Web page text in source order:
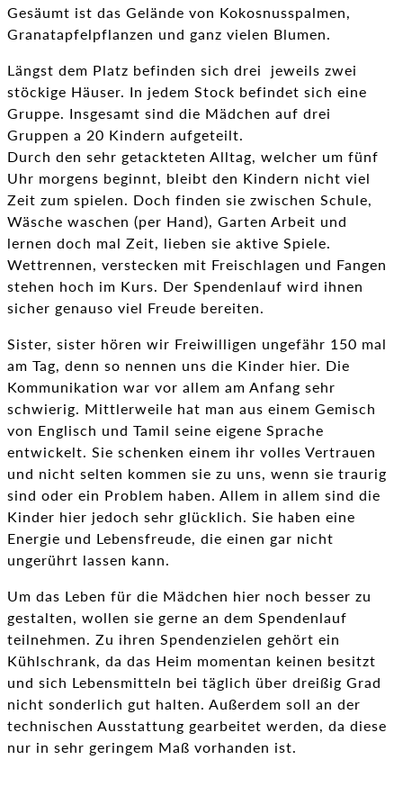
Gesäumt ist das Gelände von Kokosnusspalmen,
Granatapfelpflanzen und ganz vielen Blumen.
Längst dem Platz befinden sich drei jeweils zwei
stöckige Häuser. In jedem Stock befindet sich eine
Gruppe. Insgesamt sind die Mädchen auf drei
Gruppen a 20 Kindern aufgeteilt.
Durch den sehr getackteten Alltag, welcher um fünf
Uhr morgens beginnt, bleibt den Kindern nicht viel
Zeit zum spielen. Doch finden sie zwischen Schule,
Wäsche waschen (per Hand), Garten Arbeit und
lernen doch mal Zeit, lieben sie aktive Spiele.
Wettrennen, verstecken mit Freischlagen und Fangen
stehen hoch im Kurs. Der Spendenlauf wird ihnen
sicher genauso viel Freude bereiten.
Sister, sister hören wir Freiwilligen ungefähr 150 mal
am Tag, denn so nennen uns die Kinder hier. Die
Kommunikation war vor allem am Anfang sehr
schwierig. Mittlerweile hat man aus einem Gemisch
von Englisch und Tamil seine eigene Sprache
entwickelt. Sie schenken einem ihr volles Vertrauen
und nicht selten kommen sie zu uns, wenn sie traurig
sind oder ein Problem haben. Allem in allem sind die
Kinder hier jedoch sehr glücklich. Sie haben eine
Energie und Lebensfreude, die einen gar nicht
ungerührt lassen kann.
Um das Leben für die Mädchen hier noch besser zu
gestalten, wollen sie gerne an dem Spendenlauf
teilnehmen. Zu ihren Spendenzielen gehört ein
Kühlschrank, da das Heim momentan keinen besitzt
und sich Lebensmitteln bei täglich über dreißig Grad
nicht sonderlich gut halten. Außerdem soll an der
technischen Ausstattung gearbeitet werden, da diese
nur in sehr geringem Maß vorhanden ist.